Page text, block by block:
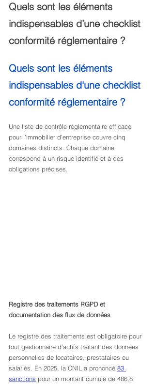
Quels sont les éléments
indispensables d’une checklist
conformité réglementaire ?
Quels sont les éléments
indispensables d'une checklist
conformité réglementaire ?
Une liste de contrôle réglementaire efficace
pour l’immobilier d’entreprise couvre cinq
domaines distincts. Chaque domaine
correspond à un risque identifié et à des
obligations précises.
Registre des traitements RGPD et
documentation des flux de données
Le registre des traitements est obligatoire pour
tout gestionnaire d’actifs traitant des données
personnelles de locataires, prestataires ou
salariés. En 2025, la CNIL a prononcé 83
sanctions pour un montant cumulé de 486,8